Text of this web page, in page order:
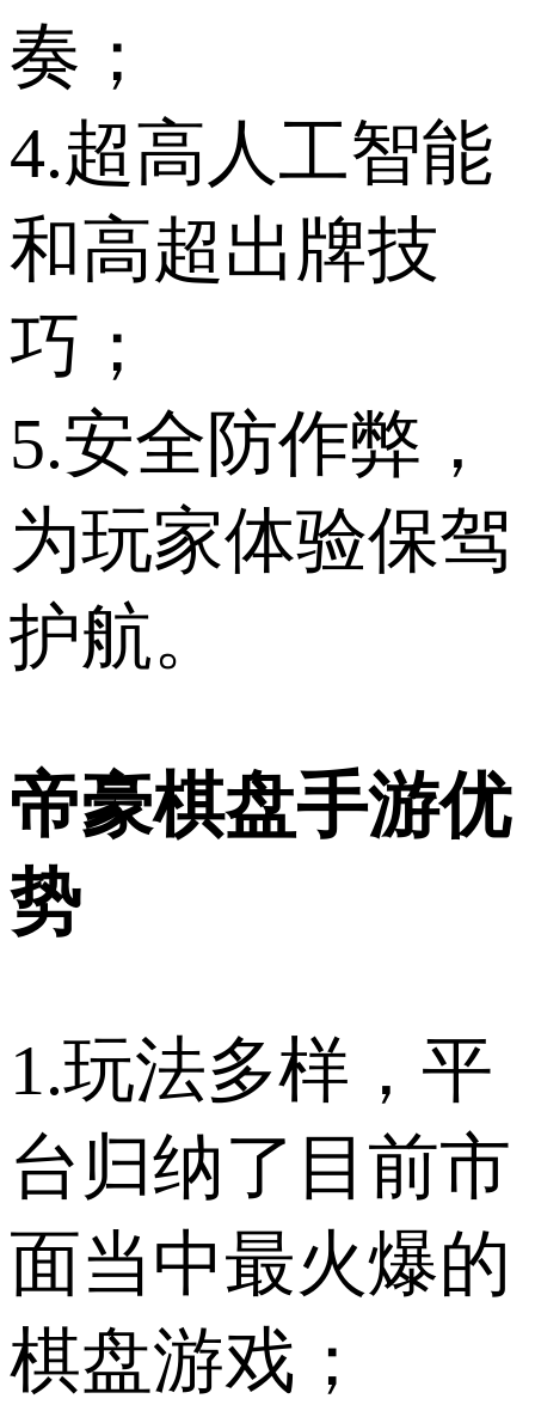
奏；
4.超高人工智能
和高超出牌技
巧；
5.安全防作弊，
为玩家体验保驾
护航。
帝豪棋盘手游优
势
1.玩法多样，平
台归纳了目前市
面当中最火爆的
棋盘游戏；